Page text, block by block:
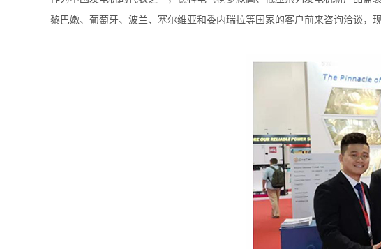
黎巴嫩、葡萄牙、波兰、塞尔维亚和委内瑞拉等国家的客户前来咨询洽谈，